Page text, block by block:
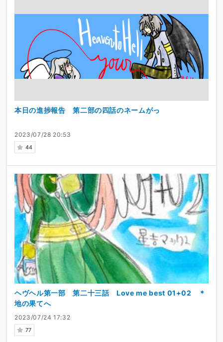
2023/07/28 20:53
44
本日の進捗報告 第二部の四話のネームがっ
2023/07/24 17:32
77
ヘヴヘル第一部 第二十三話 Love me best 01+02 ＊
地の果てへ